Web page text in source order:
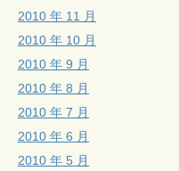
2010 年 11 月
2010 年 10 月
2010 年 9 月
2010 年 8 月
2010 年 7 月
2010 年 6 月
2010 年 5 月